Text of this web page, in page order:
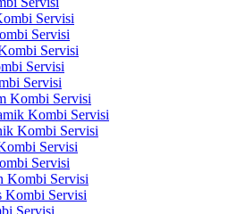
Servisi
Servisi
Servisi
Servisi
Servisi
Kombi Servisi
Kombi Servisi
Kombi Servisi
Servisi
Servisi
Kombi Servisi
Kombi Servisi
Servisi